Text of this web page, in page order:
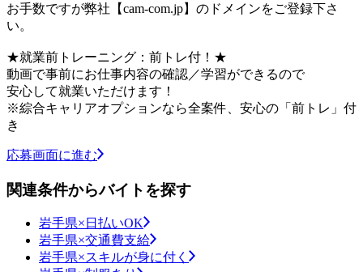
お手数ですが弊社【cam-com.jp】のドメインをご登録下さ
い。
★就業前トレーニング：前トレ付！★
動画で事前にお仕事内容の確認／学習ができるので
安心して就業いただけます！
※綜合キャリアオプションなら全案件、安心の「前トレ」付
き
応募画面に進む
関連条件からバイトを探す
岩手県×日払いOK
岩手県×交通費支給
岩手県×スキルが身に付く